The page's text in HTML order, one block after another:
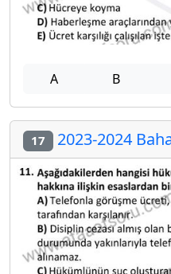
A B
17 2023-2024